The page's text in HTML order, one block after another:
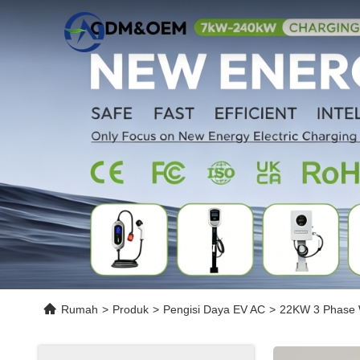
Rumah > Produk > Pengisi Daya EV AC > 22KW 3